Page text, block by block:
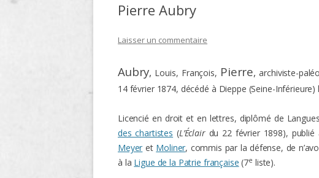
D
N
R
T
Pierre Aubry
Laisser un commentaire
Aubry, Louis, François, Pierre,archiviste-
14 février 1874, décédé à Dieppe (Seine-Inférieure)
Licencié en droit et en lettres, diplômé de
des chartistes (L’Éclair du 22 février 1898),
Meyer et Moliner, commis par la défense, de
à la Ligue de la Patrie française (7e liste).